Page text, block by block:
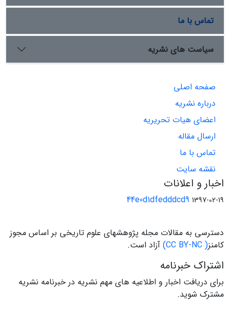
تماس با ما
سیاست های نشریه
صفحه اصلی
درباره نشریه
اعضای هیات تحریریه
ارسال مقاله
تماس با ما
نقشه سایت
اخبار و اعلانات
44e0d1dfedddcd9 1397-02-19
دسترسی به مقالات مجله پژوهشهای علوم تاریخی بر اساس مجوز
کامنز( CC BY-NC) آزاد است.
اشتراک خبرنامه
برای دریافت اخبار و اطلاعیه های مهم نشریه در خبرنامه نشریه
مشترک شوید.